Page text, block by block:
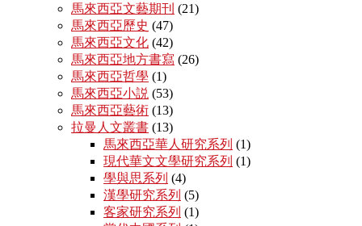
馬來西亞文藝期刊 (21)
馬來西亞歷史 (47)
馬來西亞文化 (42)
馬來西亞地方書寫 (26)
馬來西亞哲學 (1)
馬來西亞小説 (53)
馬來西亞藝術 (13)
拉曼人文叢書 (13)
馬來西亞華人研究系列 (1)
現代華文文學研究系列 (1)
學與思系列 (4)
漢學研究系列 (5)
客家研究系列 (1)